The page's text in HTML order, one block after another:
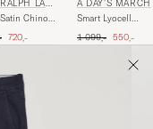
LAU
Chinos
pris
Nedsat pris
720,-
A DAY'S MARCH
Smart Lyocell
Ordinary pris
1 099,- Nedsat
550,-